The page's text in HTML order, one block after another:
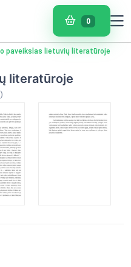
0
paveikslas lietuvių literatūroje
literatūroje